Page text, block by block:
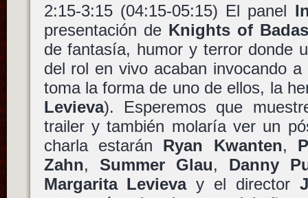
2:15-3:15 (04:15-05:15) El panel
presentación de Knights of
de fantasía, humor y terror donde
del rol en vivo acaban invocando
toma la forma de uno de ellos, la
Levieva). Esperemos que
trailer y también molaría ver un
charla estarán Ryan Kwanten,
Zahn, Summer Glau, Danny
Margarita Levievay el director